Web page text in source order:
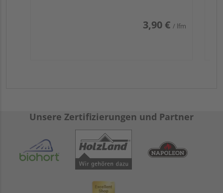
3,90 € / lfm
Unsere Zertifizierungen und Partner